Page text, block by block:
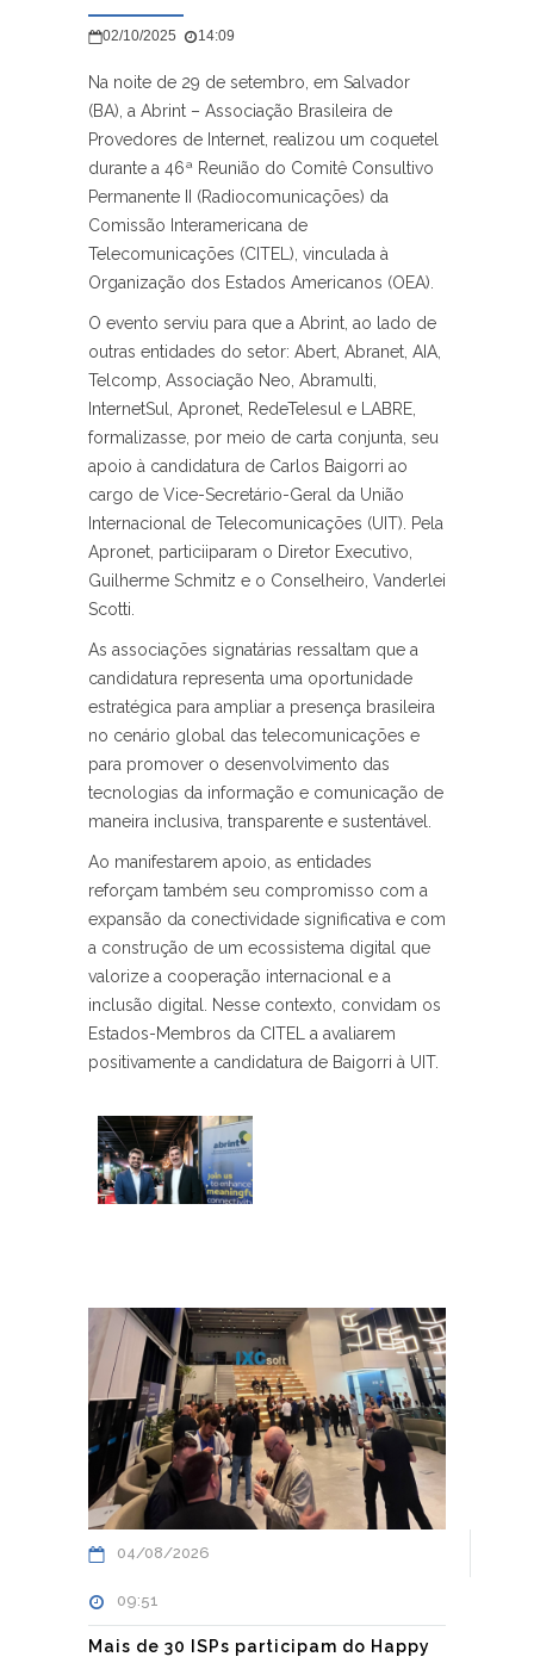
02/10/2025 14:09
Na noite de 29 de setembro, em Salvador
(BA), a Abrint – Associação Brasileira de
Provedores de Internet, realizou um coquetel
durante a 46ª Reunião do Comitê Consultivo
Permanente II (Radiocomunicações) da
Comissão Interamericana de
Telecomunicações (CITEL), vinculada à
Organização dos Estados Americanos (OEA).
O evento serviu para que a Abrint, ao lado de
outras entidades do setor: Abert, Abranet, AIA,
Telcomp, Associação Neo, Abramulti,
InternetSul, Apronet, RedeTelesul e LABRE,
formalizasse, por meio de carta conjunta, seu
apoio à candidatura de Carlos Baigorri ao
cargo de Vice-Secretário-Geral da União
Internacional de Telecomunicações (UIT). Pela
Apronet, particiiparam o Diretor Executivo,
Guilherme Schmitz e o Conselheiro, Vanderlei
Scotti.
As associações signatárias ressaltam que a
candidatura representa uma oportunidade
estratégica para ampliar a presença brasileira
no cenário global das telecomunicações e
para promover o desenvolvimento das
tecnologias da informação e comunicação de
maneira inclusiva, transparente e sustentável.
Ao manifestarem apoio, as entidades
reforçam também seu compromisso com a
expansão da conectividade significativa e com
a construção de um ecossistema digital que
valorize a cooperação internacional e a
inclusão digital. Nesse contexto, convidam os
Estados-Membros da CITEL a avaliarem
positivamente a candidatura de Baigorri à UIT.
04/08/2026
09:51
Mais de 30 ISPs participam do Happy